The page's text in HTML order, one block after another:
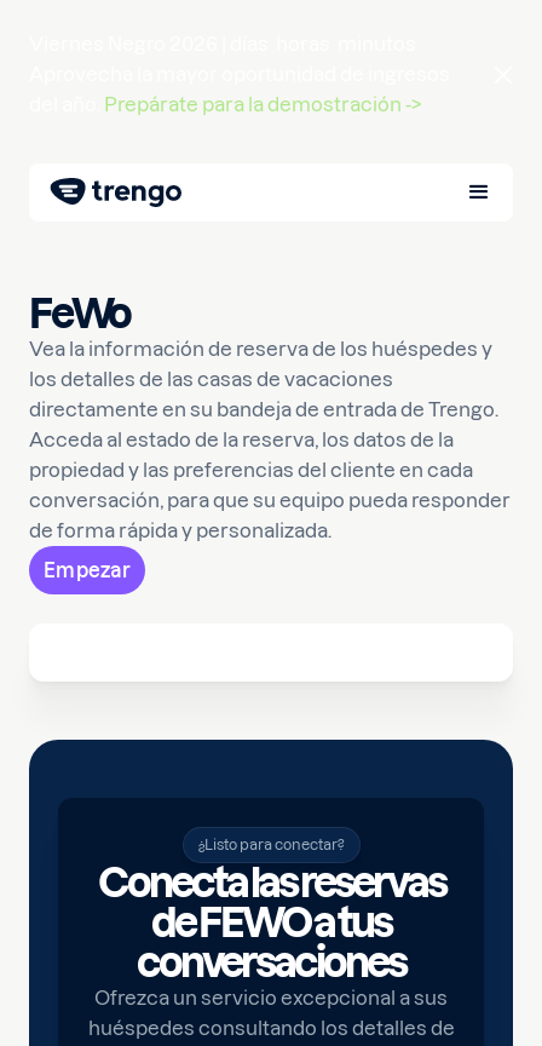
Prepárate para la demostración ->
FeWo
Vea la información de reserva de los huéspedes y
los detalles de las casas de vacaciones
directamente en su bandeja de entrada de Trengo.
Acceda al estado de la reserva, los datos de la
propiedad y las preferencias del cliente en cada
conversación, para que su equipo pueda responder
de forma rápida y personalizada.
Empezar
¿Listo para conectar?
Conecta las reservas
de FEWO a tus
conversaciones
Ofrezca un servicio excepcional a sus
huéspedes consultando los detalles de